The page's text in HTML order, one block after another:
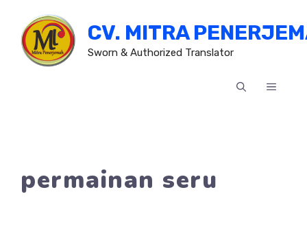
content
CV. MITRA
Sworn & Authorized Translator
MENU
permainan seru